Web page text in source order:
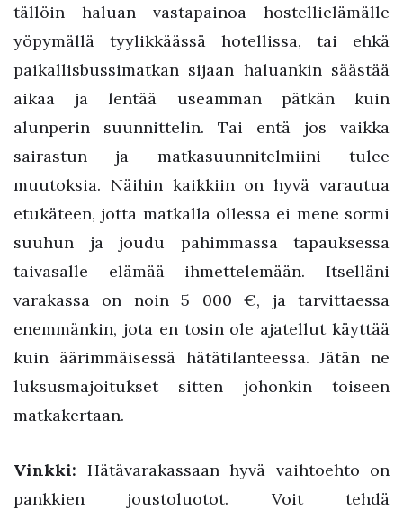
tällöin haluan vastapainoa hostellielämälle
yöpymällä tyylikkäässä hotellissa, tai ehkä
paikallisbussimatkan sijaan haluankin säästää
aikaa ja lentää useamman pätkän kuin
alunperin suunnittelin. Tai entä jos vaikka
sairastun ja matkasuunnitelmiini tulee
muutoksia. Näihin kaikkiin on hyvä varautua
etukäteen, jotta matkalla ollessa ei mene sormi
suuhun ja joudu pahimmassa tapauksessa
taivasalle elämää ihmettelemään. Itselläni
varakassa on noin 5 000 €, ja tarvittaessa
enemmänkin, jota en tosin ole ajatellut käyttää
kuin äärimmäisessä hätätilanteessa. Jätän ne
luksusmajoitukset sitten johonkin toiseen
matkakertaan.
Vinkki: Hätävarakassaan hyvä vaihtoehto on
pankkien joustoluotot. Voit tehdä